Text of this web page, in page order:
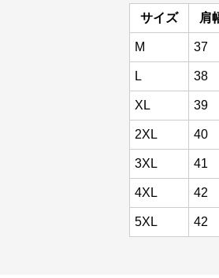
サイズ 肩
M 37
L 38
XL 39
2XL 40
3XL 41
4XL 42
5XL 42